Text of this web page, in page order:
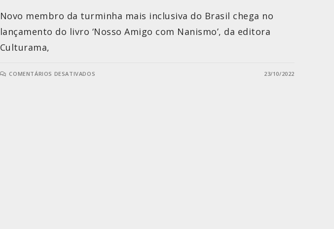
Novo membro da turminha mais inclusiva do Brasil chega no
lançamento do livro ‘Nosso Amigo com Nanismo’, da editora
Culturama,
COMENTÁRIOS DESATIVADOS 23/10/2022